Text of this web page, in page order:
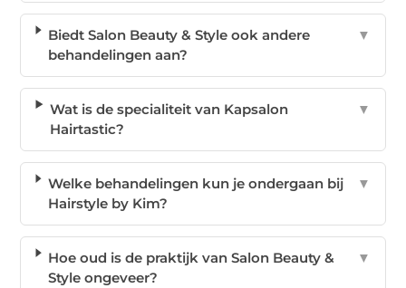
Biedt Salon Beauty & Style ook andere
behandelingen aan?
▼
Wat is de specialiteit van Kapsalon
Hairtastic?
▼
Welke behandelingen kun je ondergaan bij
Hairstyle by Kim?
▼
Hoe oud is de praktijk van Salon Beauty &
Style ongeveer?
▼